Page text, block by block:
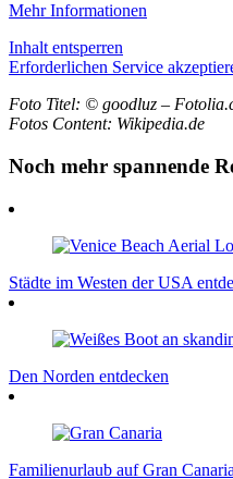
Mehr Informationen
Inhalt entsperren
Erforderlichen Service
Foto Titel: © goodluz –
Fotos Content: Wikipedia.de
Noch mehr spannende
Städte im Westen der USA
Den Norden entdecken
Familienurlaub auf Gran